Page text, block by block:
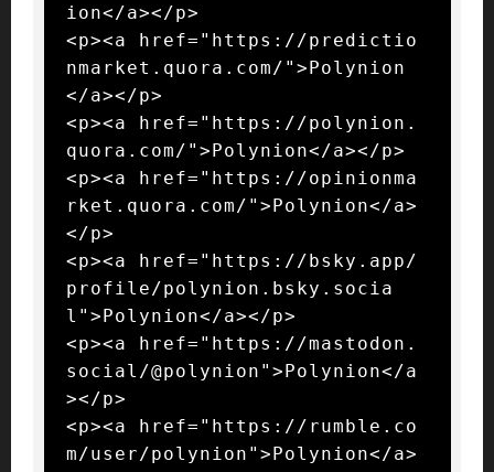
ion</a></p>
<p><a href="https://predictio
nmarket.quora.com/">Polynion
</a></p>
<p><a href="https://polynion.
quora.com/">Polynion</a></p>
<p><a href="https://opinionma
rket.quora.com/">Polynion</a>
</p>
<p><a href="https://bsky.app/
profile/polynion.bsky.socia
l">Polynion</a></p>
<p><a href="https://mastodon.
social/@polynion">Polynion</a
></p>
<p><a href="https://rumble.co
m/user/polynion">Polynion</a>